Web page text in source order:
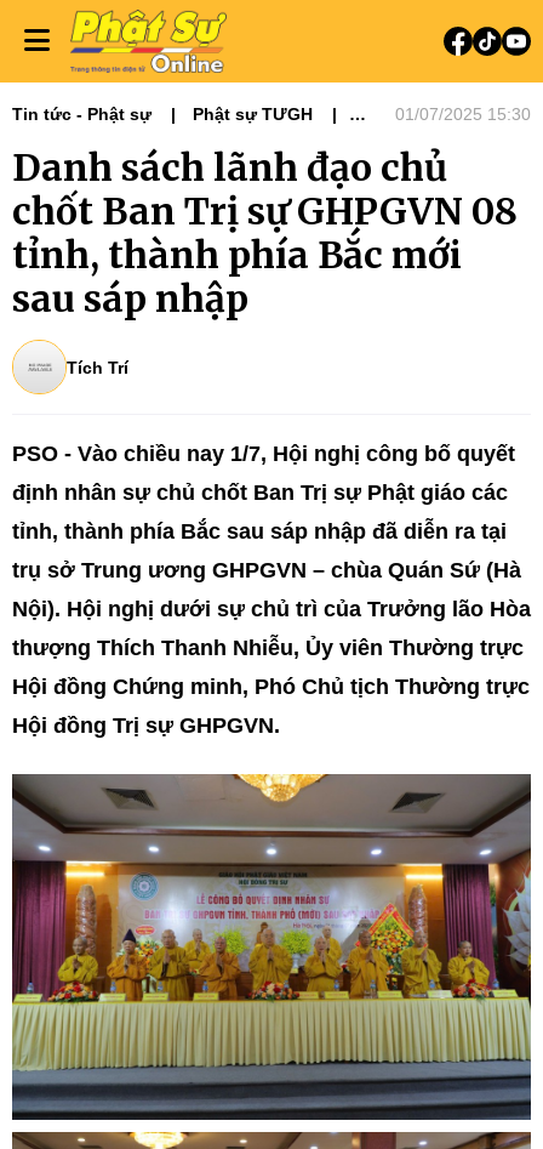
Tin tức - Phật sự
Phật sự TƯGH
01/07/2025 15:30
Danh sách lãnh đạo chủ
chốt Ban Trị sự GHPGVN 08
tỉnh, thành phía Bắc mới
sau sáp nhập
Tích Trí
PSO - Vào chiều nay 1/7, Hội nghị công bố quyết
định nhân sự chủ chốt Ban Trị sự Phật giáo các
tỉnh, thành phía Bắc sau sáp nhập đã diễn ra tại
trụ sở Trung ương GHPGVN – chùa Quán Sứ (Hà
Nội). Hội nghị dưới sự chủ trì của Trưởng lão Hòa
thượng Thích Thanh Nhiễu, Ủy viên Thường trực
Hội đồng Chứng minh, Phó Chủ tịch Thường trực
Hội đồng Trị sự GHPGVN.